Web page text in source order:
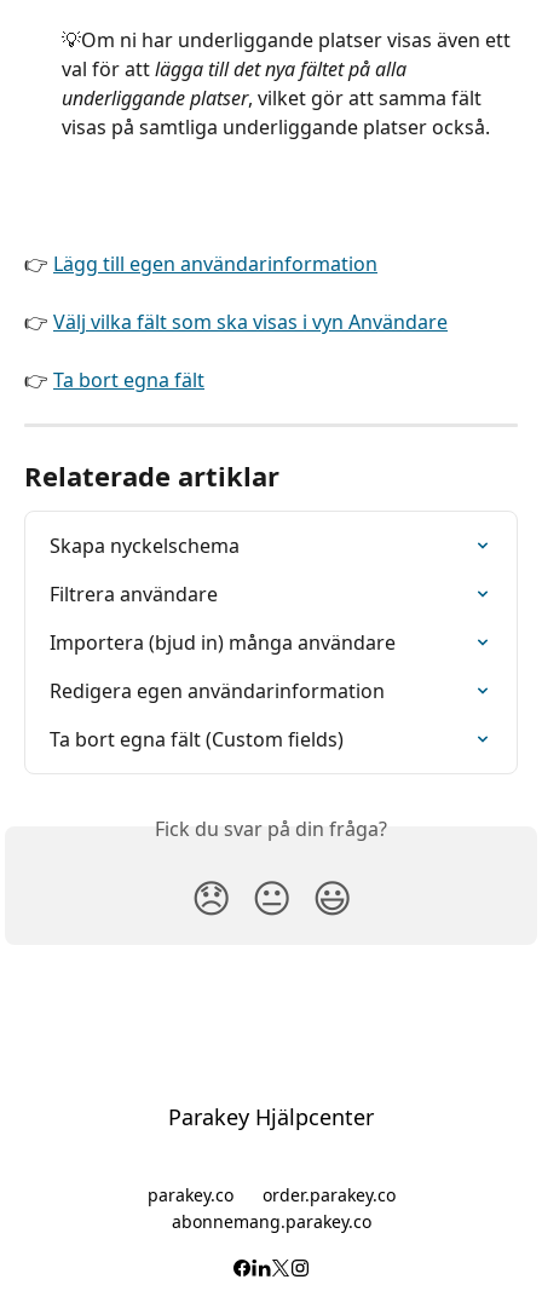
💡Om ni har underliggande platser visas även ett
val för att lägga till det nya fältet på alla
underliggande platser, vilket gör att samma fält
visas på samtliga underliggande platser också.
👉 Lägg till egen användarinformation
👉 Välj vilka fält som ska visas i vyn Användare
👉 Ta bort egna fält
Relaterade artiklar
Skapa nyckelschema
Filtrera användare
Importera (bjud in) många användare
Redigera egen användarinformation
Ta bort egna fält (Custom fields)
Fick du svar på din fråga?
😞 😐 😃
Parakey Hjälpcenter
parakey.co
order.parakey.co
abonnemang.parakey.co